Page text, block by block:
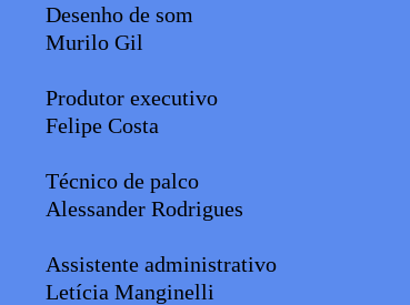
Desenho de som
Murilo Gil
Produtor executivo
Felipe Costa
Técnico de palco
Alessander Rodrigues
Assistente administrativo
Letícia Manginelli